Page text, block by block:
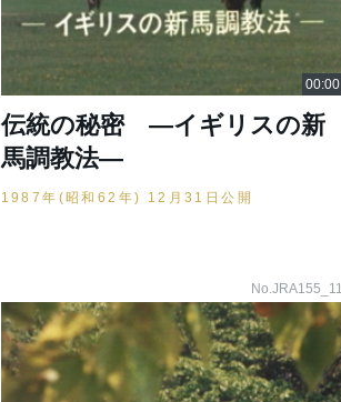
伝統の秘密 ―イギリスの新
馬調教法―
1987年(昭和62年) 12月31日公開
No.JRA155_11